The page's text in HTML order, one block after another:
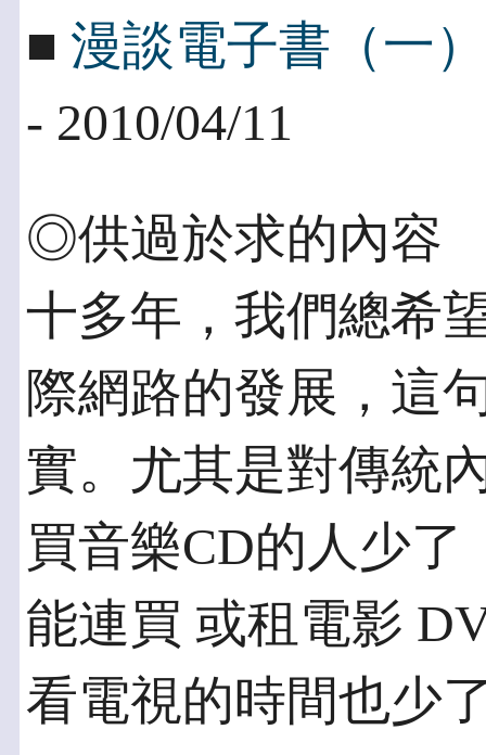
■ 漫談電子書（一
- 2010/04/11
◎供過於求的內容
十多年，我們總希
際網路的發展，這
實。尤其是對傳統
買音樂CD的人少
能連買 或租電影
看電視的時間也少